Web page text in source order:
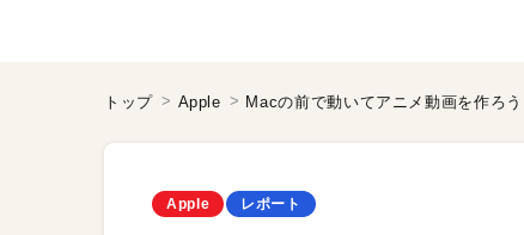
トップ Apple Macの前で動いてアニメ動画を作ろう
Apple レポート